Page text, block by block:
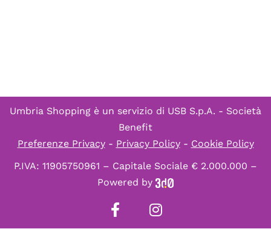
Umbria Shopping è un servizio di USB S.p.A. - Società
Benefit
Preferenze Privacy- Privacy Policy- Cookie Policy
P.IVA: 11905750961 – Capitale Sociale € 2.000.000 –
Powered by